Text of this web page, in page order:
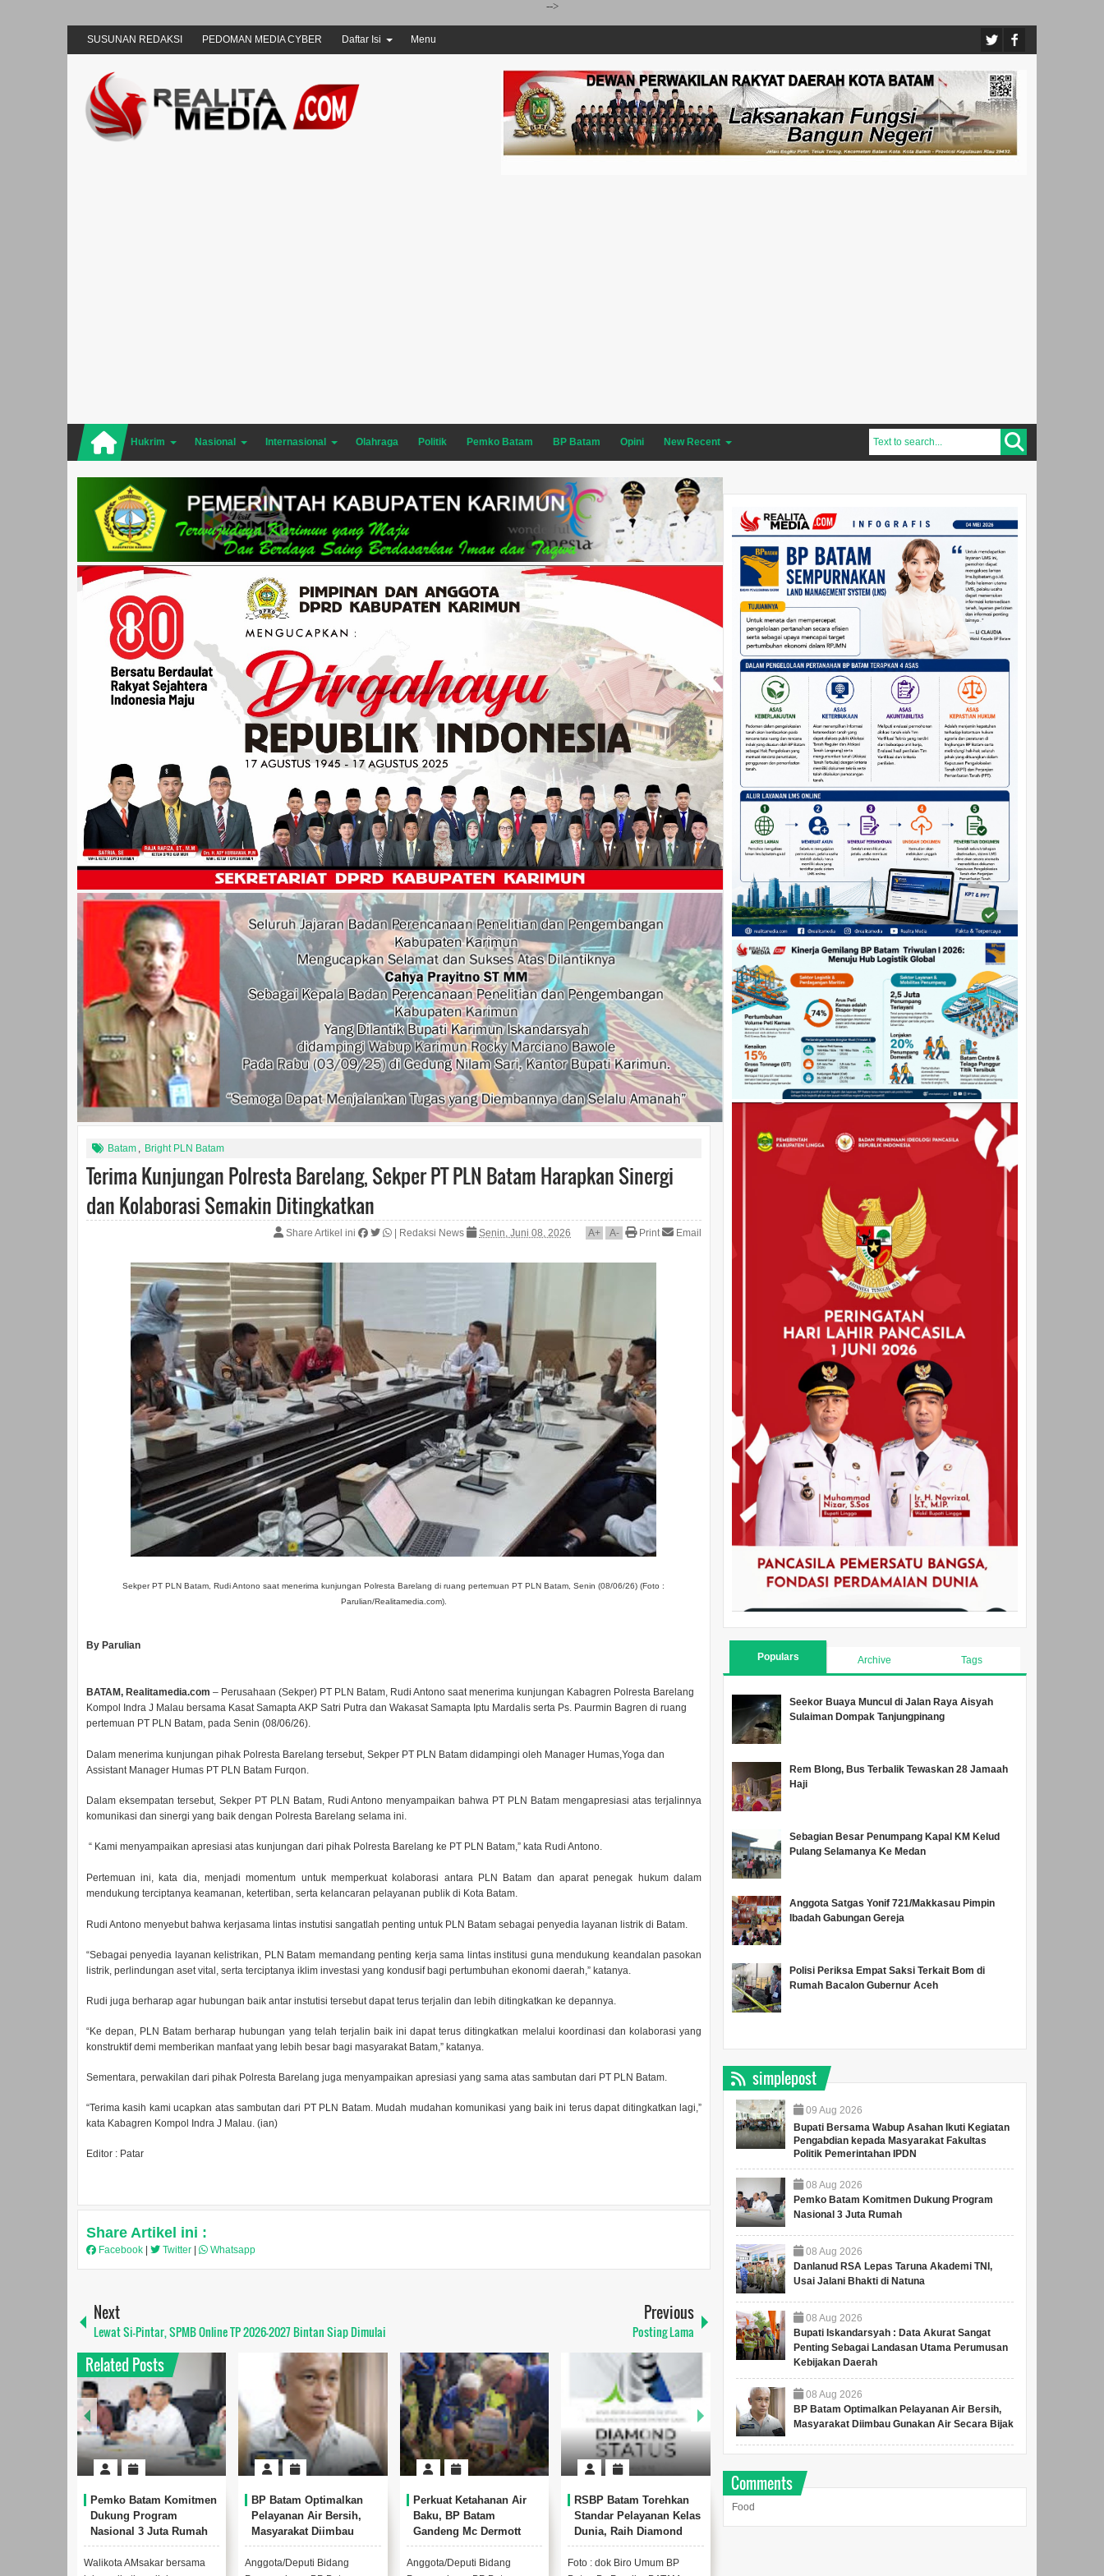
-->
SUSUNAN REDAKSI PEDOMAN MEDIA CYBER Daftar Isi Menu
Hukrim Nasional Internasional Olahraga Politik Pemko Batam BP Batam Opini New Recent
Batam , Bright PLN Batam
Terima Kunjungan Polresta Barelang, Sekper PT PLN Batam Harapkan Sinergi
dan Kolaborasi Semakin Ditingkatkan
Share Artikel ini Redaksi News Senin, Juni 08, 2026 A+ A- Print Email
Sekper PT PLN Batam, Rudi Antono saat menerima kunjungan Polresta Barelang di ruang pertemuan PT PLN Batam, Senin (08/06/26) (Foto :
Parulian/Realitamedia.com).
By Parulian
BATAM, Realitamedia.com – Perusahaan (Sekper) PT PLN Batam, Rudi Antono saat menerima kunjungan Kabagren Polresta Barelang
Kompol Indra J Malau bersama Kasat Samapta AKP Satri Putra dan Wakasat Samapta Iptu Mardalis serta Ps. Paurmin Bagren di ruang
pertemuan PT PLN Batam, pada Senin (08/06/26).
Dalam menerima kunjungan pihak Polresta Barelang tersebut, Sekper PT PLN Batam didampingi oleh Manager Humas,Yoga dan
Assistant Manager Humas PT PLN Batam Furqon.
Dalam eksempatan tersebut, Sekper PT PLN Batam, Rudi Antono menyampaikan bahwa PT PLN Batam mengapresiasi atas terjalinnya
komunikasi dan sinergi yang baik dengan Polresta Barelang selama ini.
“ Kami menyampaikan apresiasi atas kunjungan dari pihak Polresta Barelang ke PT PLN Batam,” kata Rudi Antono.
Pertemuan ini, kata dia, menjadi momentum untuk memperkuat kolaborasi antara PLN Batam dan aparat penegak hukum dalam
mendukung terciptanya keamanan, ketertiban, serta kelancaran pelayanan publik di Kota Batam.
Rudi Antono menyebut bahwa kerjasama lintas instutisi sangatlah penting untuk PLN Batam sebagai penyedia layanan listrik di Batam.
“Sebagai penyedia layanan kelistrikan, PLN Batam memandang penting kerja sama lintas institusi guna mendukung keandalan pasokan
listrik, perlindungan aset vital, serta terciptanya iklim investasi yang kondusif bagi pertumbuhan ekonomi daerah,” katanya.
Rudi juga berharap agar hubungan baik antar instutisi tersebut dapat terus terjalin dan lebih ditingkatkan ke depannya.
“Ke depan, PLN Batam berharap hubungan yang telah terjalin baik ini dapat terus ditingkatkan melalui koordinasi dan kolaborasi yang
konstruktif demi memberikan manfaat yang lebih besar bagi masyarakat Batam,” katanya.
Sementara, perwakilan dari pihak Polresta Barelang juga menyampaikan apresiasi yang sama atas sambutan dari PT PLN Batam.
“Terima kasih kami ucapkan atas sambutan dari PT PLN Batam. Mudah mudahan komunikasi yang baik ini terus dapat ditingkatkan lagi,”
kata Kabagren Kompol Indra J Malau. (ian)
Editor : Patar
Share Artikel ini :
Facebook Twitter Whatsapp
Next
Lewat Si-Pintar, SPMB Online TP 2026-2027 Bintan Siap Dimulai
Previous
Posting Lama
Related Posts
Pemko Batam Komitmen
Dukung Program
Nasional 3 Juta Rumah
Walikota AMsakar bersama
BP Batam Optimalkan
Pelayanan Air Bersih,
Masyarakat Diimbau
Gunakan Air Secara
Bijak
Anggota/Deputi Bidang
Perkuat Ketahanan Air
Baku, BP Batam
Gandeng Mc Dermott
Tanam 400 Bambu
Betung di Bendungan
Anggota/Deputi Bidang
RSBP Batam Torehkan
Standar Pelayanan Kelas
Dunia, Raih Diamond
Status dari WSO
Foto : dok Biro Umum BP
BP Batam Perkuat
Populars Archive Tags
Seekor Buaya Muncul di Jalan Raya Aisyah
Sulaiman Dompak Tanjungpinang
Rem Blong, Bus Terbalik Tewaskan 28 Jamaah
Haji
Sebagian Besar Penumpang Kapal KM Kelud
Pulang Selamanya Ke Medan
Anggota Satgas Yonif 721/Makkasau Pimpin
Ibadah Gabungan Gereja
Polisi Periksa Empat Saksi Terkait Bom di
Rumah Bacalon Gubernur Aceh
simplepost
09 Aug 2026
Bupati Bersama Wabup Asahan Ikuti Kegiatan
Pengabdian kepada Masyarakat Fakultas
Politik Pemerintahan IPDN
08 Aug 2026
Pemko Batam Komitmen Dukung Program
Nasional 3 Juta Rumah
08 Aug 2026
Danlanud RSA Lepas Taruna Akademi TNI,
Usai Jalani Bhakti di Natuna
08 Aug 2026
Bupati Iskandarsyah : Data Akurat Sangat
Penting Sebagai Landasan Utama Perumusan
Kebijakan Daerah
08 Aug 2026
BP Batam Optimalkan Pelayanan Air Bersih,
Masyarakat Diimbau Gunakan Air Secara Bijak
Comments
Food